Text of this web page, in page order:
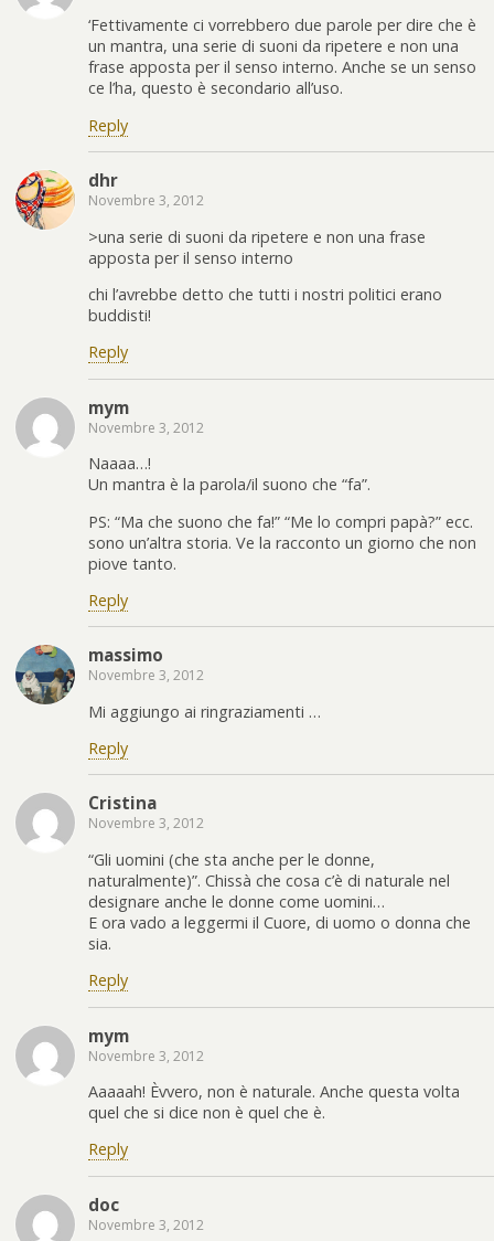
‘Fettivamente ci vorrebbero due parole per dire che è
un mantra, una serie di suoni da ripetere e non una
frase apposta per il senso interno. Anche se un senso
ce l’ha, questo è secondario all’uso.
Reply
dhr
Novembre 3, 2012
>una serie di suoni da ripetere e non una frase
apposta per il senso interno
chi l’avrebbe detto che tutti i nostri politici erano
buddisti!
Reply
mym
Novembre 3, 2012
Naaaa…!
Un mantra è la parola/il suono che “fa”.
PS: “Ma che suono che fa!” “Me lo compri papà?” ecc.
sono un’altra storia. Ve la racconto un giorno che non
piove tanto.
Reply
massimo
Novembre 3, 2012
Mi aggiungo ai ringraziamenti …
Reply
Cristina
Novembre 3, 2012
“Gli uomini (che sta anche per le donne,
naturalmente)”. Chissà che cosa c’è di naturale nel
designare anche le donne come uomini…
E ora vado a leggermi il Cuore, di uomo o donna che
sia.
Reply
mym
Novembre 3, 2012
Aaaaah! Èvvero, non è naturale. Anche questa volta
quel che si dice non è quel che è.
Reply
doc
Novembre 3, 2012